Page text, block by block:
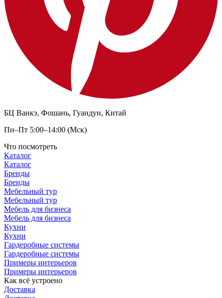
БЦ Ванкэ, Фошань, Гуандун, Китай
Пн–Пт 5:00–14:00 (Мск)
Что посмотреть
Каталог
Каталог
Бренды
Бренды
Мебельный тур
Мебельный тур
Мебель для бизнеса
Мебель для бизнеса
Кухни
Кухни
Гардеробные системы
Гардеробные системы
Примеры интерьеров
Примеры интерьеров
Как всё устроено
Доставка